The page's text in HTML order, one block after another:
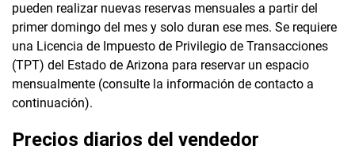
pueden realizar nuevas reservas mensuales a partir del
primer domingo del mes y solo duran ese mes. Se requiere
una Licencia de Impuesto de Privilegio de Transacciones
(TPT) del Estado de Arizona para reservar un espacio
mensualmente (consulte la información de contacto a
continuación).
Precios diarios del vendedor